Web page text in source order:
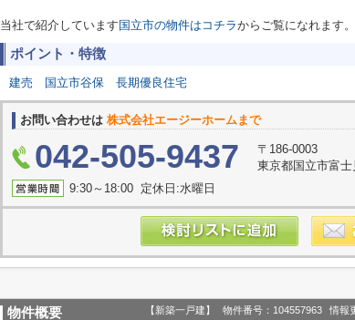
当社で紹介しています 国立市の物件はコチラからご覧になれます。
ポイント・特徴
建売 国立市谷保 長期優良住宅
お問い合わせは 株式会社エージーホームまで
042-505-9437
〒186-0003
東京都国立市富
9:30～18:00 定休日:水曜日
物件概要 【新築一戸建】 物件番号：104557963 情報